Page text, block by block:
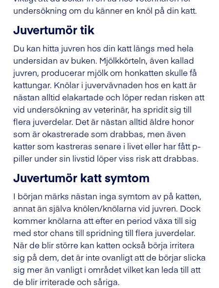
undersökning om du känner en knöl på din katt.
Juvertumör tik
Du kan hitta juvren hos din katt längs med hela
undersidan av buken. Mjölkkörteln, även kallad
juvren, producerar mjölk om honkatten skulle få
kattungar. Knölar i juvervävnaden hos en katt är
nästan alltid elakartade och löper redan risken att
vid undersökning av veterinär, ha spridit sig till
flera juverdelar. Det är nästan alltid äldre honor
som är okastrerade som drabbas, men även
katter som kastreras senare i livet eller har fått p-
piller under sin livstid löper viss risk att drabbas.
Juvertumör katt symtom
I början märks nästan inga symtom av på katten,
annat än själva knölen/knölarna vid juvren. Dock
kommer knölarna att efter en period växa till sig
med stor chans till spridning till flera juverdelar.
När de blir större kan katten också börja irritera
sig på dem, det är inte ovanligt att de börjar slicka
sig mer än vanligt i området vilket kan leda till att
de blir irriterade och såriga.